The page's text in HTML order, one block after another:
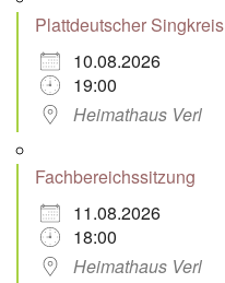
Plattdeutscher Singkreis
10.08.2026
19:00
Heimathaus Verl
Fachbereichssitzung
11.08.2026
18:00
Heimathaus Verl